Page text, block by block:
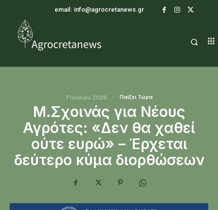
email: info@agrocretanews.gr
7 Ιουλίου 2026 Παίζει Τώρα
Μ.Σχοινάς για Νέους
Αγρότες: «Δεν θα χαθεί
ούτε ευρώ» – Έρχεται
δεύτερο κύμα διορθώσεων